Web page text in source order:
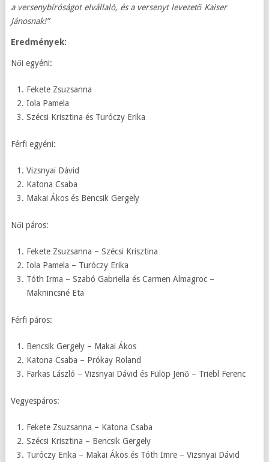
a versenybíróságot elvállaló, és a versenyt levezető Kaiser
Jánosnak!”
Eredmények:
Női egyéni:
Fekete Zsuzsanna
Iola Pamela
Szécsi Krisztina és Turóczy Erika
Férfi egyéni:
Vizsnyai Dávid
Katona Csaba
Makai Ákos és Bencsik Gergely
Női páros:
Fekete Zsuzsanna – Szécsi Krisztina
Iola Pamela – Turóczy Erika
Tóth Irma – Szabó Gabriella és Carmen Almagroc –
Maknincsné Eta
Férfi páros:
Bencsik Gergely – Makai Ákos
Katona Csaba – Prókay Roland
Farkas László – Vizsnyai Dávid és Fülöp Jenő – Triebl Ferenc
Vegyespáros:
Fekete Zsuzsanna – Katona Csaba
Szécsi Krisztina – Bencsik Gergely
Turóczy Erika – Makai Ákos és Tóth Imre – Vizsnyai Dávid